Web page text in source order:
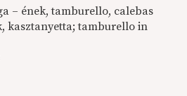
– ének, tamburello, calebas
kasztanyetta; tamburello in